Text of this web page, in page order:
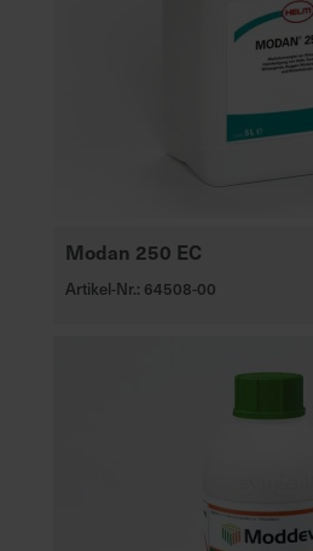
Modan 250 EC
Artikel-Nr.: 64508-00